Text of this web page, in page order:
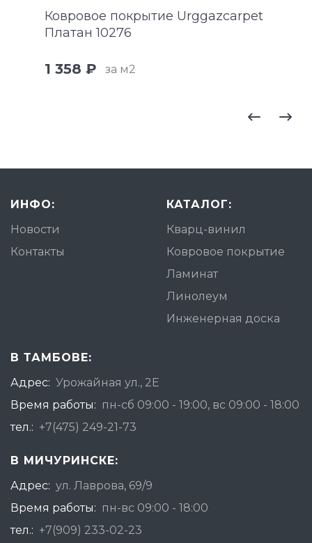
Ковровое покрытие Urggazcarpet
Платан 10276
1 358 ₽ за м2
ИНФО:
Новости
Контакты
КАТАЛОГ:
Кварц-винил
Ковровое покрытие
Ламинат
Линолеум
Инженерная доска
В ТАМБОВЕ:
Адрес: Урожайная ул., 2Е
Время работы: пн-сб 09:00 - 19:00, вс 09:00 - 18:00
тел.: +7(475) 249-21-73
В МИЧУРИНСКЕ:
Адрес: ул. Лаврова, 69/9
Время работы: пн-вс 09:00 - 18:00
тел.: +7(909) 233-02-23